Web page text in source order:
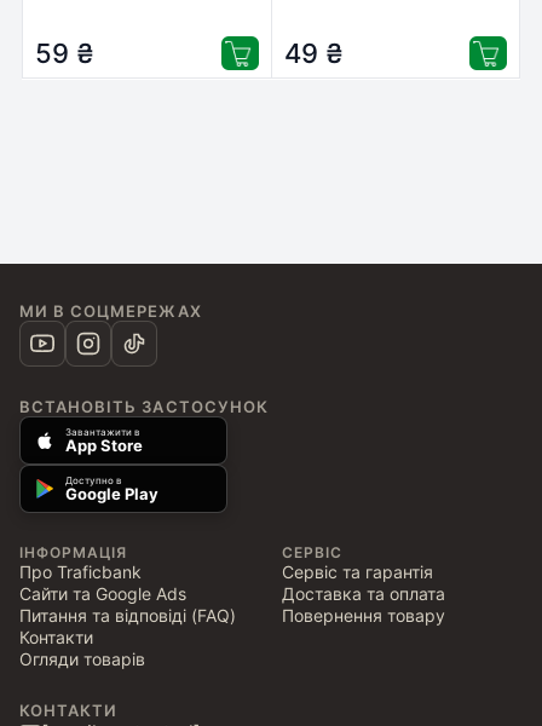
59 ₴ 49 ₴
МИ В СОЦМЕРЕЖАХ
ВСТАНОВІТЬ ЗАСТОСУНОК
Завантажити в
App Store
Доступно в
Google Play
ІНФОРМАЦІЯ
Про Traficbank
Сайти та Google Ads
Питання та відповіді (FAQ)
Контакти
Огляди товарів
СЕРВІС
Сервіс та гарантія
Доставка та оплата
Повернення товару
КОНТАКТИ